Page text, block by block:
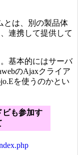
とは、別の製品体
連携して提供して
基本的にはサーバ
のAjaxクライア
を使うのかとい
ビも参加す